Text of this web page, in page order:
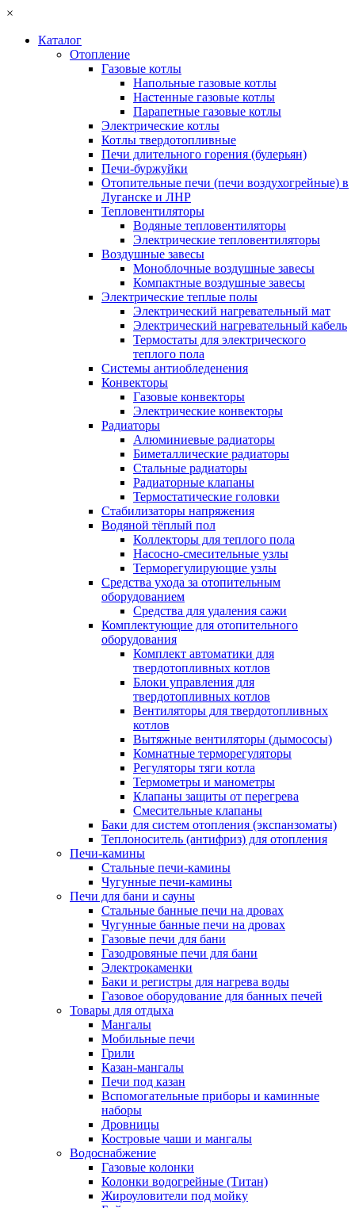
×
Каталог
Отопление
Газовые котлы
Напольные газовые котлы
Настенные газовые котлы
Парапетные газовые котлы
Электрические котлы
Котлы твердотопливные
Печи длительного горения (булерьян)
Печи-буржуйки
Отопительные печи (печи воздухогрейные) в
Луганске и ЛНР
Тепловентиляторы
Водяные тепловентиляторы
Электрические тепловентиляторы
Воздушные завесы
Моноблочные воздушные завесы
Компактные воздушные завесы
Электрические теплые полы
Электрический нагревательный мат
Электрический нагревательный кабель
Термостаты для электрического
теплого пола
Системы антиобледенения
Конвекторы
Газовые конвекторы
Электрические конвекторы
Радиаторы
Алюминиевые радиаторы
Биметаллические радиаторы
Стальные радиаторы
Радиаторные клапаны
Термостатические головки
Стабилизаторы напряжения
Водяной тёплый пол
Коллекторы для теплого пола
Насосно-смесительные узлы
Терморегулирующие узлы
Средства ухода за отопительным
оборудованием
Средства для удаления сажи
Комплектующие для отопительного
оборудования
Комплект автоматики для
твердотопливных котлов
Блоки управления для
твердотопливных котлов
Вентиляторы для твердотопливных
котлов
Вытяжные вентиляторы (дымососы)
Комнатные терморегуляторы
Регуляторы тяги котла
Термометры и манометры
Клапаны защиты от перегрева
Смесительные клапаны
Баки для систем отопления (экспанзоматы)
Теплоноситель (антифриз) для отопления
Печи-камины
Стальные печи-камины
Чугунные печи-камины
Печи для бани и сауны
Стальные банные печи на дровах
Чугунные банные печи на дровах
Газовые печи для бани
Газодровяные печи для бани
Электрокаменки
Баки и регистры для нагрева воды
Газовое оборудование для банных печей
Товары для отдыха
Мангалы
Мобильные печи
Грили
Казан-мангалы
Печи под казан
Вспомогательные приборы и каминные
наборы
Дровницы
Костровые чаши и мангалы
Водоснабжение
Газовые колонки
Колонки водогрейные (Титан)
Жироуловители под мойку